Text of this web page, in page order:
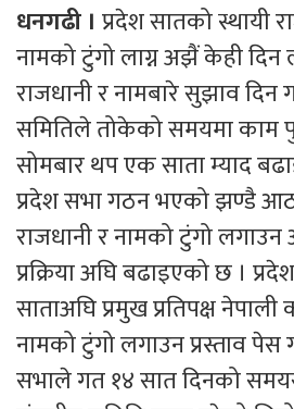
धनगढी । प्रदेश सातको स्थायी
नामको टुंगो लाग्न अझैं केही दिन
राजधानी र नामबारे सुझाव
समितिले तोकेको समयमा काम
सोमबार थप एक साता म्याद
प्रदेश सभा गठन भएको झण्डै
राजधानी र नामको टुंगो
प्रक्रिया अघि बढाइएको छ ।
साताअघि प्रमुख प्रतिपक्ष
नामको टुंगो लगाउन प्रस्ताव पेस
सभाले गत १४ सात दिनको